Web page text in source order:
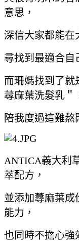
意思，
深信大家都能在
尋找到最適合自
而珊媽找到了
蕁麻葉洗髮乳＂
陪我度過這難熬
ANTICA義大利
萃配方，
並添加蕁麻葉成
能力，
也同時不擔心強